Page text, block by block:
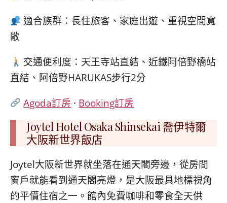
適合族群：長住旅客、家庭出遊、重視空間寬
敞
交通便利度：天王寺站直結、近鐵阿倍野橋站
直結、阿倍野HARUKAS步行2分
Agoda訂房 · Booking訂房
Joytel Hotel Osaka Shinsekai 喬伊特爾
大阪新世界飯店
Joytel大阪新世界就坐落在通天閣旁邊，從房間
窗戶就能看到通天閣亮燈，是大阪最具地標視角
的平價住宿之一。館內免費咖啡和零食全天供